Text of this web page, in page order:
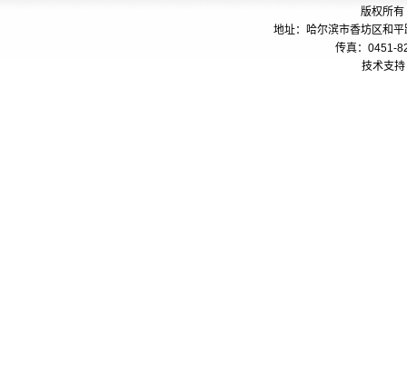
版权所
地址：哈尔滨市香坊区和
传真：0451-
技术支